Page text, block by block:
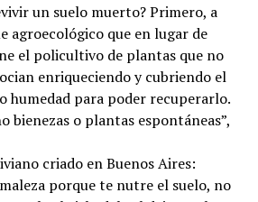
un suelo muerto? Primero, a
agroecológico que en lugar de
el policultivo de plantas que no
enriqueciendo y cubriendo el
humedad para poder recuperarlo.
bienezas o plantas espontáneas”,
criado en Buenos Aires:
porque te nutre el suelo, no